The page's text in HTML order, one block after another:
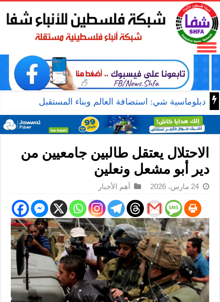
دبلوماسية شي: استضافة العالم وبناء المستقبل
الاحتلال يعتقل طالبين جامعيين من
دير أبو مشعل ونعلين
24 مارس، 2026 أهم الأخبار